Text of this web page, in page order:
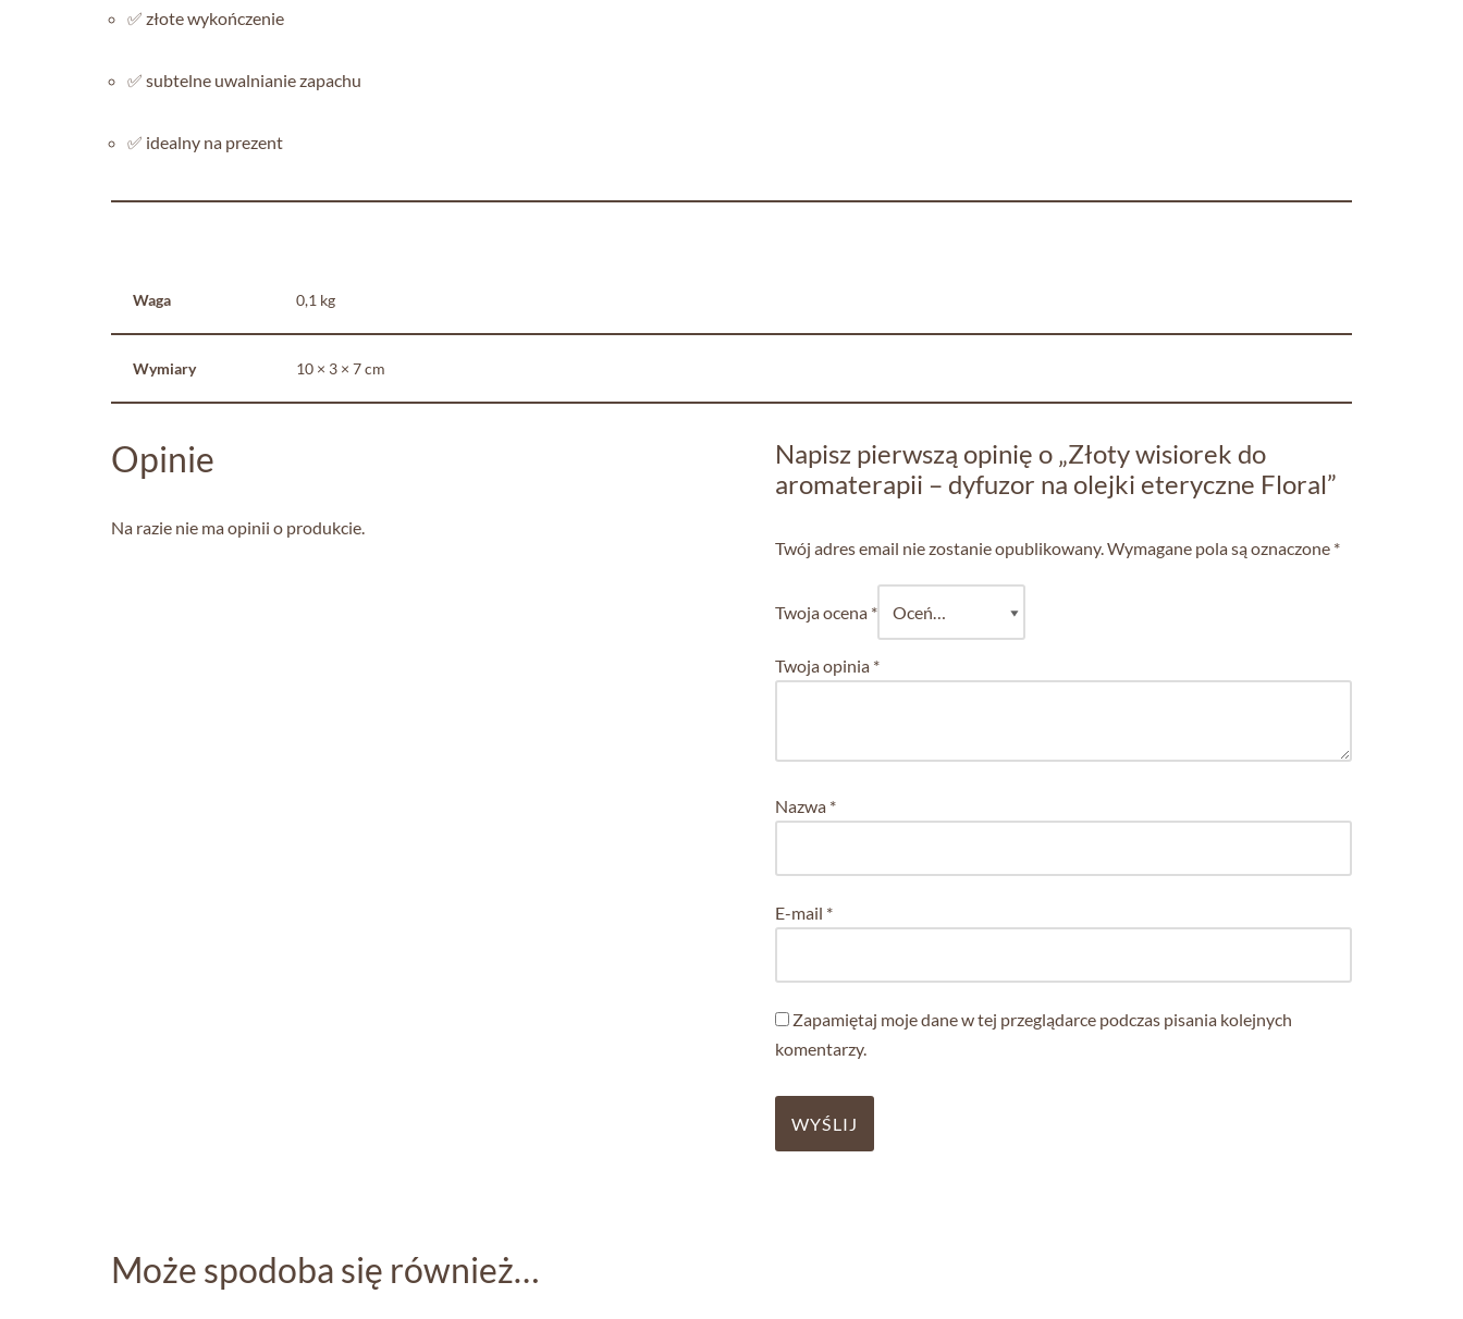
✅ złote wykończenie
✅ subtelne uwalnianie zapachu
✅ idealny na prezent
Waga 0,1 kg
Wymiary 10 × 3 × 7 cm
Opinie
Na razie nie ma opinii o produkcie.
Napisz pierwszą opinię o „Złoty wisiorek do
aromaterapii – dyfuzor na olejki eteryczne Floral”
Twój adres email nie zostanie opublikowany. Wymagane pola są oznaczone *
Twoja ocena *
Twoja opinia *
Nazwa *
E-mail *
Zapamiętaj moje dane w tej przeglądarce podczas pisania kolejnych
komentarzy.
Może spodoba się również…